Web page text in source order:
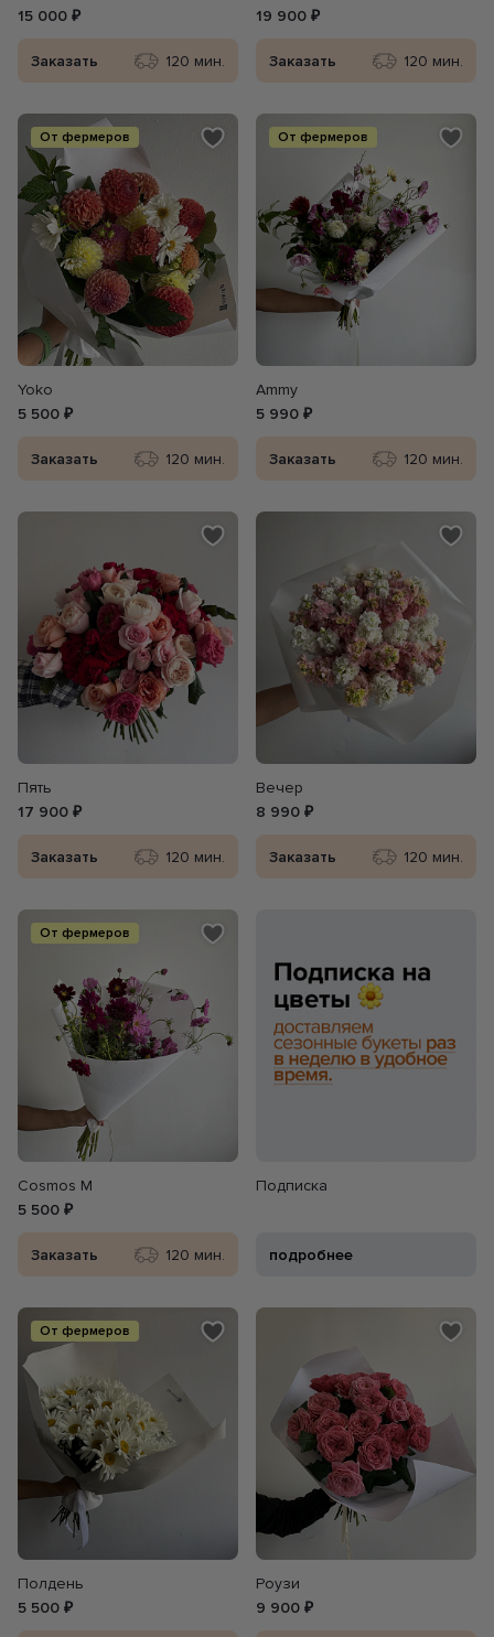
15 000 ₽
Заказать 120 мин.
19 900 ₽
Заказать 120 мин.
От фермеров
Yoko
5 500 ₽
Заказать 120 мин.
От фермеров
Ammy
5 990 ₽
Заказать 120 мин.
Пять
17 900 ₽
Заказать 120 мин.
Вечер
8 990 ₽
Заказать 120 мин.
От фермеров
Cosmos M
5 500 ₽
Заказать 120 мин.
Подписка
подробнее
От фермеров
Полдень
5 500 ₽
Роузи
9 900 ₽